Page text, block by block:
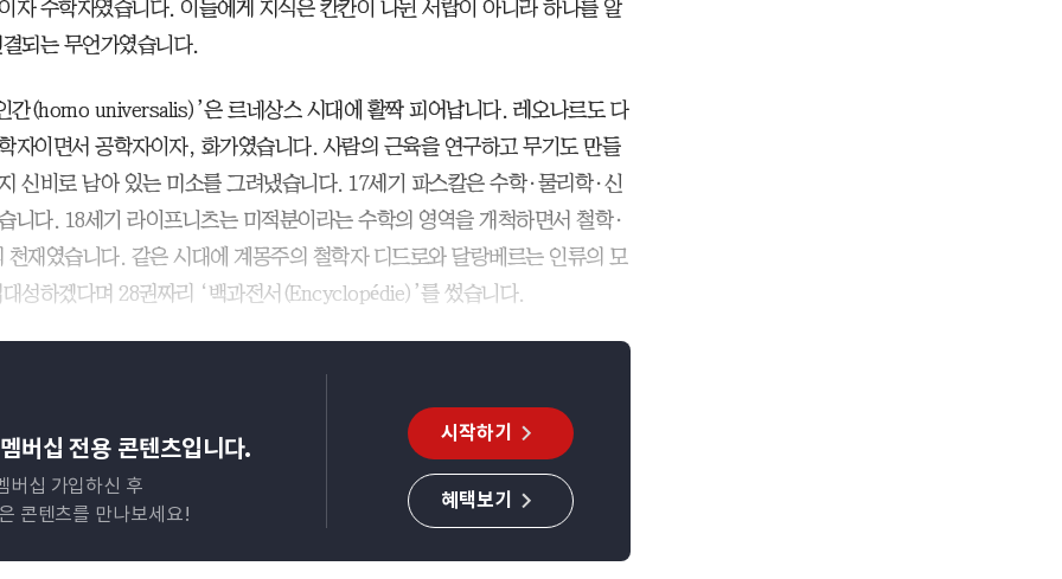
자 수학자였습니다. 이들에게 지식은 칸칸이 나뉜 서랍이 아니라 하나를 알
되는 무언가였습니다.
간(homo universalis)’은 르네상스 시대에 활짝 피어납니다. 레오나르도 다
자이면서 공학자이자, 화가였습니다. 사람의 근육을 연구하고 무기도 만들
신비로 남아 있는 미소를 그려냈습니다. 17세기 파스칼은 수학·물리학·신
니다. 18세기 라이프니츠는 미적분이라는 수학의 영역을 개척하면서 철학·
천재였습니다. 같은 시대에 계몽주의 철학자 디드로와 달랑베르는 인류의 모
성하겠다며 28권짜리 ‘백과전서(Encyclopédie)’를 썼습니다.
버십 전용 콘텐츠입니다.
버십 가입하신 후
콘텐츠를 만나보세요!
시작하기
혜택보기